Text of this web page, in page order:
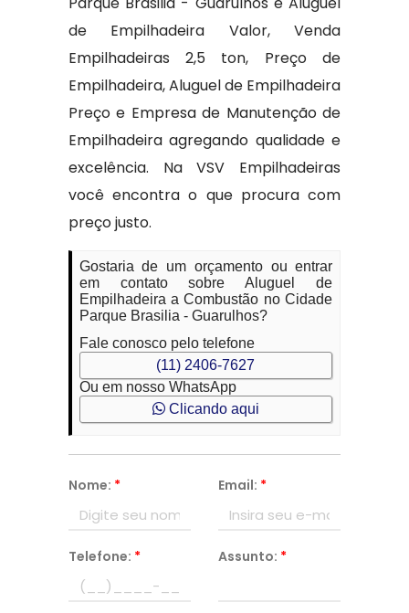
de Empilhadeira Valor, Venda
Empilhadeiras 2,5 ton, Preço de
Empilhadeira, Aluguel de Empilhadeira
Preço e Empresa de Manutenção de
Empilhadeira agregando qualidade e
excelência. Na VSV Empilhadeiras
você encontra o que procura com
preço justo.
Gostaria de um orçamento ou entrar
em contato sobre Aluguel de
Empilhadeira a Combustão no Cidade
Parque Brasilia - Guarulhos?
Fale conosco pelo telefone
(11) 2406-7627
Ou em nosso WhatsApp
Clicando aqui
Nome: * Email: *
Telefone: * Assunto: *